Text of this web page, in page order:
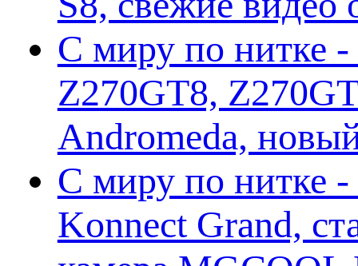
С миру по нитке -
Z270GT8,
Andromeda,
С миру по нитке -
Konnect Grand,